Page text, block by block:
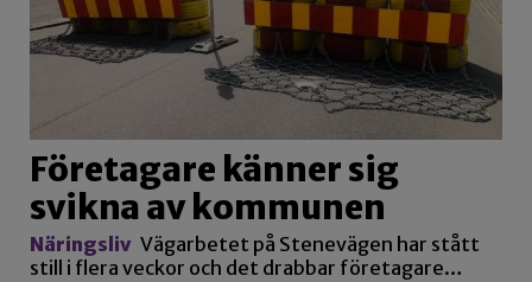
Företagare känner sig
svikna av kommunen
Näringsliv Vägarbetet på Stenevägen har stått
still i flera veckor och det drabbar företagare…